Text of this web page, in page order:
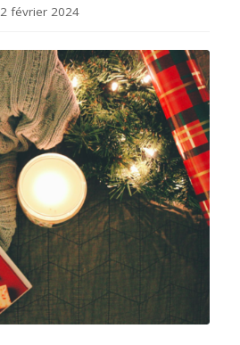
2 février 2024